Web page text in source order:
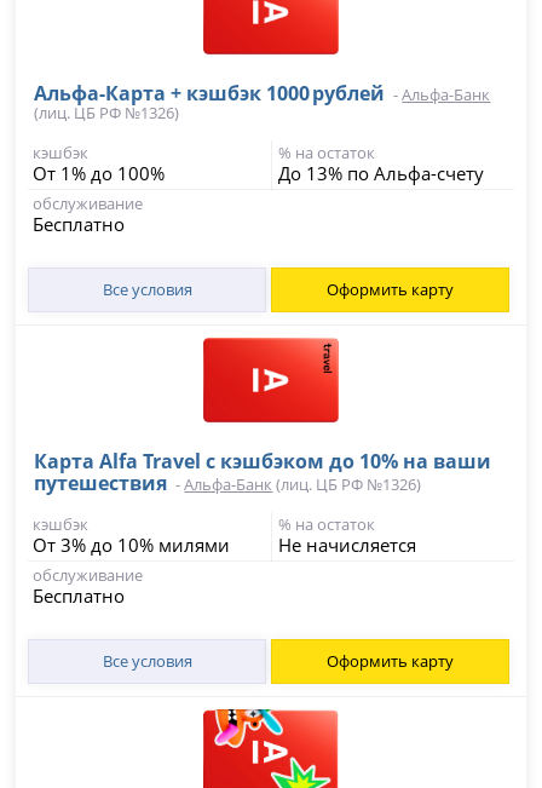
Альфа‑Карта + кэшбэк 1000 рублей -Альфа-Банк
(лиц. ЦБ РФ №1326)
кэшбэк
От 1% до 100%
% на остаток
До 13% по Альфа-счету
обслуживание
Бесплатно
Все условия Оформить карту
Карта Alfa Travel c кэшбэком до 10% на ваши
путешествия -Альфа-Банк (лиц. ЦБ РФ №1326)
кэшбэк
От 3% до 10% милями
% на остаток
Не начисляется
обслуживание
Бесплатно
Все условия Оформить карту